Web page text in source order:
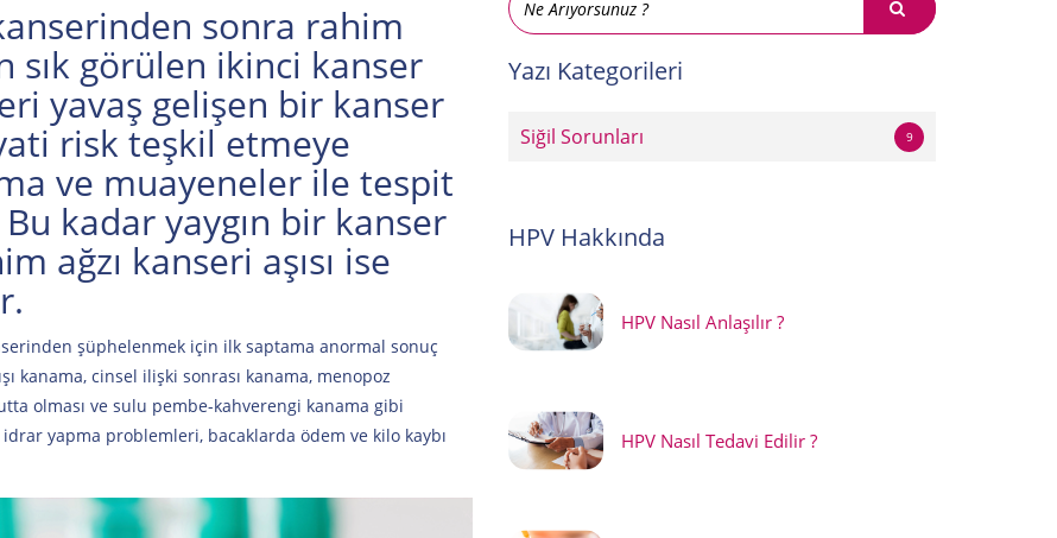
sonra rahim
sık görülen ikinci kanser
yavaş gelişen bir kanser
risk teşkil etmeye
ve muayeneler ile tespit
kadar yaygın bir kanser
ağzı kanseri aşısı ise
şüphelenmek için ilk saptama anormal sonuç
kanama, cinsel ilişki sonrası kanama, menopoz
olması ve sulu pembe-kahverengi kanama gibi
yapma problemleri, bacaklarda ödem ve kilo kaybı
Yazı Kategorileri
Siğil Sorunları 9
HPV Hakkında
HPV Nasıl Anlaşılır ?
HPV Nasıl Tedavi Edilir ?